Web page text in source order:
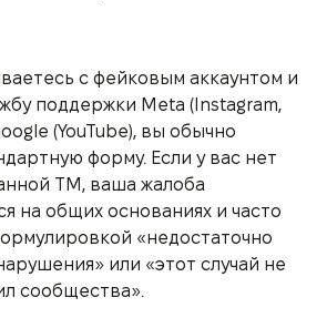
с фейковым аккаунтом и
поддержки Meta (Instagram,
(YouTube), вы обычно
форму. Если у вас нет
ТМ, ваша жалоба
на общих основаниях и часто
«недостаточно
или «этот случай не
сообщества».